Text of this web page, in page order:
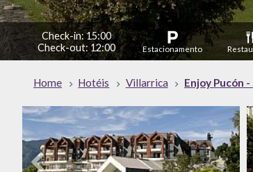
Check-in: 15:00
Check-out: 12:00
Estacionamento
Home Hotéis Villarrica Enjoy Pucón